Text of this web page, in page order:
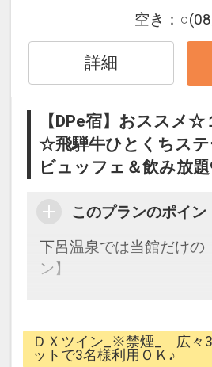
ご用意！飛騨肉本来の上
・ハーフビュッフェ
季節に合わせた約３０品
・飲み放題
90分の飲み放題がなん
ール・地元に特化したお
ノンアルカクテルやソフ
※飛騨牛ひとくちステー
追加注文が承れます。
洋中心のバイキング♪
空き： ○
詳細
【DPe宿】おススメ☆
☆飛騨牛ひとくちステ
ビュッフェ＆飲み放
このプランのポイン
下呂温泉では当館だけの
ン】
１食目
・15時～17時までハッピ
ＤＸツイン_※禁煙_ 広々
ットで3名様利用ＯＫ♪